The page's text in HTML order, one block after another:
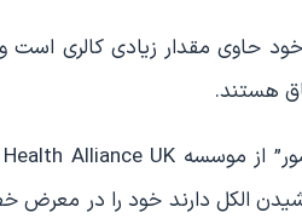
خود حاوی مقدار زیادی کالری
هستند.
الکل دارند خود را در معرض